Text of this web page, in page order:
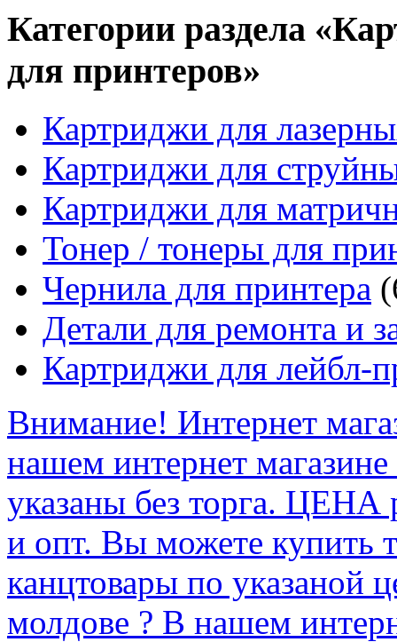
Категории раздела
для принтеров»
Картриджи для
Картриджи для
Картриджи для
Тонер / тонеры для
Чернила для принтера
Детали для ремонта и
Картриджи для лейбл-
Внимание! Интернет
нашем интернет
указаны без торга.
и опт. Вы можете купить
канцтовары по указаной
молдове ? В нашем